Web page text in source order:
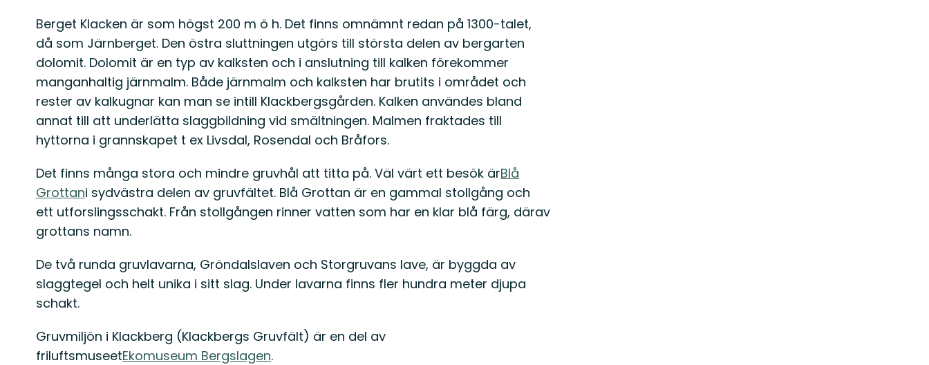
Berget Klacken är som högst 200 m ö h. Det finns om­nämnt redan på 1300-talet,
då som Järnberget. Den östra sluttningen utgörs till största delen av bergarten
dolomit. Dolomit är en typ av kalksten och i anslutning till kalken förekommer
manganhaltig järnmalm. Både järnmalm och kalksten har brutits i området och
rester av kalkugnar kan man se intill Klackbergsgården. Kalken användes bland
annat till att underlätta slaggbildning vid smältning­en. Malmen fraktades till
hyttorna i grannskapet t ex Livsdal, Rosendal och Bråfors.
Det finns många stora och mindre gruvhål att titta på. Väl värt ett besök ärBlå
Grottani sydvästra delen av gruvfältet. Blå Grottan är en gammal stollgång och
ett utforslingsschakt. Från stollgången rinner vatten som har en klar blå färg, därav
grottans namn.
De två runda gruvlavarna, Gröndalslaven och Storgruvans lave, är byggda av
slaggtegel och helt unika i sitt slag. Under lavarna finns fler hundra meter djupa
schakt.
Gruvmiljön i Klackberg (Klackbergs Gruvfält) är en del av
friluftsmuseetEkomuseum Bergslagen.